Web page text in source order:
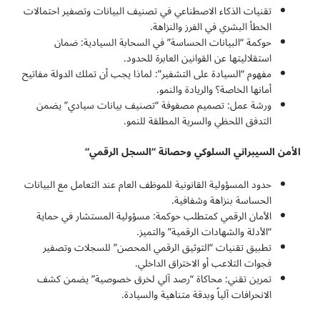
تقنيات الذكاء الاصطناعي في تصنيف البيانات وتصفير احتمالات
الخطأ البشري في الفرز والنزاهة.
حوكمة “البيانات الحساسة” في السحابة السيادية: ضمان
استقلاليتها عن القوانين العابرة للحدود.
مفهوم “السيادة على التشفير”: لماذا يجب أن تملك الدولة مفاتيح
أمانها الخاصة؟ والريادة والنمو.
ورشة عمل: تصميم مصفوفة “تصنيف بيانات سيادي” يضمن
التدفق اللحظي والسرية المطلقة للنمو.
الأمن السيبراني السلوكي وحصانة “السجل الرقمي“
حدود المسؤولية القانونية للموظف العام عند التعامل مع البيانات
الحساسة بنزاهة وشفافية.
الأمان الرقمي كمتطلب حوكمة: مسؤولية المستشار في حماية
“الأدلة والشهادات الرقمية” والتميز.
تطبيق تقنيات “التوثيق الرقمي المحصن” للسجلات وتصفير
فجوات التلاعب أو الاختراق الداخلي.
تمرين تقني: محاكاة “رصد آلي لخرق خصوصية” يضمن كشف
الانحرافات آلياً وبدقة متناهية والسيادة.